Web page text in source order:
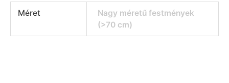
Méret
Nagy méretű festmények
(>70 cm)